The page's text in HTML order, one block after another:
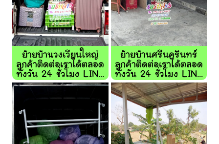
ย้ายบ้านวงเวียนใหญ่
ลูกค้าติดต่อเราได้ตลอด
ทั้งวัน 24 ชั่วโมง LIN...
ย้ายบ้านศรีนครินทร์
ลูกค้าติดต่อเราได้ตลอด
ทั้งวัน 24 ชั่วโมง LIN...